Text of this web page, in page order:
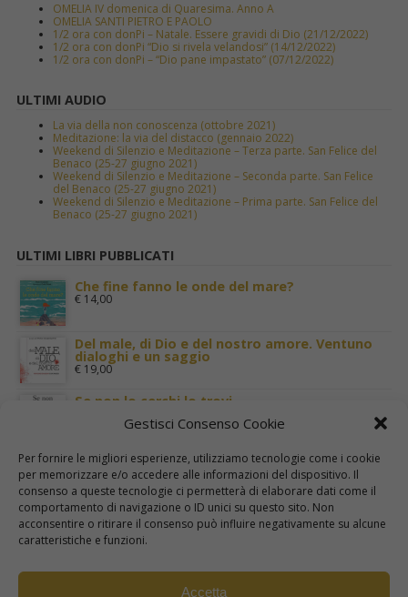
Gestisci Consenso Cookie
Per fornire le migliori esperienze, utilizziamo tecnologie come i cookie
per memorizzare e/o accedere alle informazioni del dispositivo. Il
consenso a queste tecnologie ci permetterà di elaborare dati come il
comportamento di navigazione o ID unici su questo sito. Non
acconsentire o ritirare il consenso può influire negativamente su alcune
caratteristiche e funzioni.
Accetta
OMELIA IV domenica di Quaresima. Anno A
OMELIA SANTI PIETRO E PAOLO
1/2 ora con donPi – Natale. Essere gravidi di Dio (21/12/2022)
1/2 ora con donPi “Dio si rivela velandosi” (14/12/2022)
1/2 ora con donPi – “Dio pane impastato” (07/12/2022)
ULTIMI AUDIO
La via della non conoscenza (ottobre 2021)
Meditazione: la via del distacco (gennaio 2022)
Weekend di Silenzio e Meditazione – Terza parte. San Felice del
Benaco (25-27 giugno 2021)
Weekend di Silenzio e Meditazione – Seconda parte. San Felice
del Benaco (25-27 giugno 2021)
Weekend di Silenzio e Meditazione – Prima parte. San Felice del
Benaco (25-27 giugno 2021)
ULTIMI LIBRI PUBBLICATI
Che fine fanno le onde del mare?
€14,00
Del male, di Dio e del nostro amore. Ventuno
dialoghi e un saggio
€19,00
Se non lo cerchi lo trovi
Terra Santa nei luoghi di Gesù
€29,00
I cinque sensi. Per una mistica della carne
€22,00